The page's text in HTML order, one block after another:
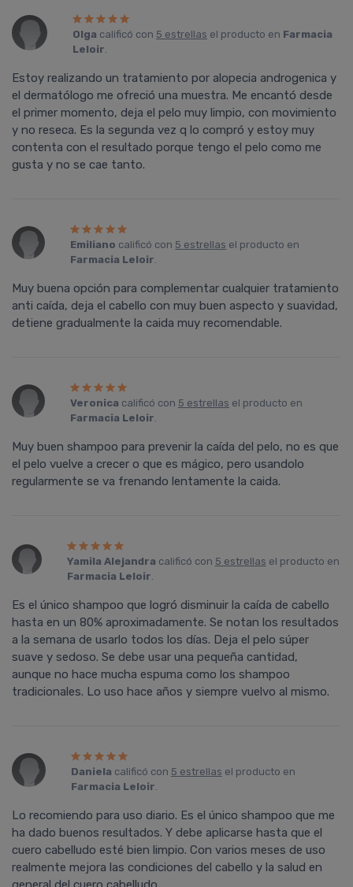
Olga calificó con 5 estrellas el producto en Farmacia
Leloir.
Estoy realizando un tratamiento por alopecia androgenica y
el dermatólogo me ofreció una muestra. Me encantó desde
el primer momento, deja el pelo muy limpio, con movimiento
y no reseca. Es la segunda vez q lo compró y estoy muy
contenta con el resultado porque tengo el pelo como me
gusta y no se cae tanto.
Emiliano calificó con 5 estrellas el producto en
Farmacia Leloir.
Muy buena opción para complementar cualquier tratamiento
anti caída, deja el cabello con muy buen aspecto y suavidad,
detiene gradualmente la caida muy recomendable.
Veronica calificó con 5 estrellas el producto en
Farmacia Leloir.
Muy buen shampoo para prevenir la caída del pelo, no es que
el pelo vuelve a crecer o que es mágico, pero usandolo
regularmente se va frenando lentamente la caida.
Yamila Alejandra calificó con 5 estrellas el producto en
Farmacia Leloir.
Es el único shampoo que logró disminuir la caí­da de cabello
hasta en un 80% aproximadamente. Se notan los resultados
a la semana de usarlo todos los dí­as. Deja el pelo súper
suave y sedoso. Se debe usar una pequeña cantidad,
aunque no hace mucha espuma como los shampoo
tradicionales. Lo uso hace años y siempre vuelvo al mismo.
Daniela calificó con 5 estrellas el producto en
Farmacia Leloir.
Lo recomiendo para uso diario. Es el único shampoo que me
ha dado buenos resultados. Y debe aplicarse hasta que el
cuero cabelludo esté bien limpio. Con varios meses de uso
realmente mejora las condiciones del cabello y la salud en